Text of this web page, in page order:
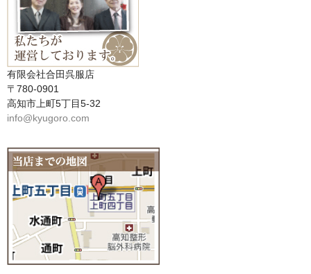
有限会社合田呉服店
〒780-0901
高知市上町5丁目5-32
info@kyugoro.com